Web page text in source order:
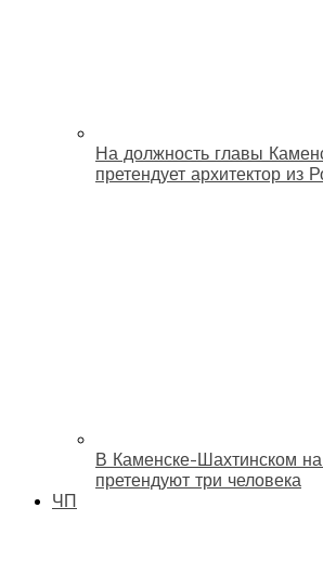
На должность главы
претендует архитектор из
В Каменске-Шахтинском
претендуют три человека
ЧП